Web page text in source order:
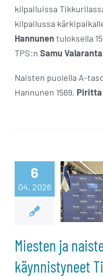
kilpailuissa
kilpailussa
Hannunen tuloksella
TPS:n Samu Valaranta
Naisten puolella A-
Hannunen 1569, Piritta
6
04, 2026
Miesten ja
käynnistyneet